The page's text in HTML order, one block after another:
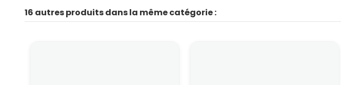
16 autres produits dans la même catégorie :